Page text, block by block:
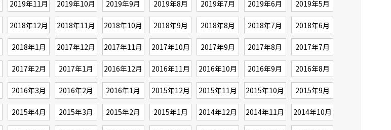
2019年11月 2019年10月 2019年9月 2019年8月 2019年7月 2019年6月 2019年5月
2018年12月 2018年11月 2018年10月 2018年9月 2018年8月 2018年7月 2018年6月
2018年1月 2017年12月 2017年11月 2017年10月 2017年9月 2017年8月 2017年7月
2017年2月 2017年1月 2016年12月 2016年11月 2016年10月 2016年9月 2016年8月
2016年3月 2016年2月 2016年1月 2015年12月 2015年11月 2015年10月 2015年9月
2015年4月 2015年3月 2015年2月 2015年1月 2014年12月 2014年11月 2014年10月